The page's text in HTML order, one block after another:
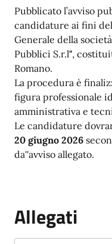
Descrizione
Pubblicato l’avviso
candidature ai fini
Generale della
Pubblici S.r.l",
Romano.
La procedura è
figura professionale
amministrativa e
Le candidature
20 giugno 2026
da''avviso allegato.
Allegati